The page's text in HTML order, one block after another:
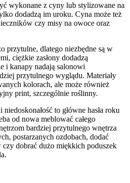
wykonane z cyny lub stylizowane na
dodadzą im uroku. Cyna może też
czy misy na owoce oraz
przytulne, dlatego niezbędne są w
ciężkie zasłony dodadzą
i kanapy nadają salonowi
przytulnego wyglądu. Materiały
kolorach, ale może również
print, szczególnie roślinny.
to główne hasła roku
od nowa meblować całego
bardziej przytulnego wnętrza
postarzanych ozdobach, dodać
dobrać dużo miękkich poduszek